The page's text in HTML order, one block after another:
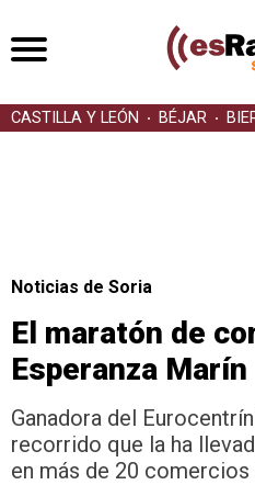
CASTILLA Y LEÓN BÉJAR
Noticias de Soria
El maratón de
Esperanza Marín
Ganadora del
recorrido que la ha
en más de 20 comercios